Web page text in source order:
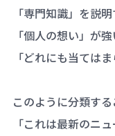
「専門知識」を説
「個人の想い」が
「どれにも当ては
このように分類す
「これは最新のニ